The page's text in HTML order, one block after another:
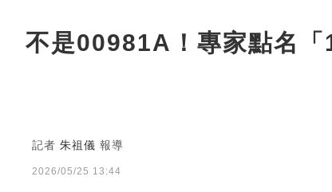
不是00981A！專家點名
記者 朱祖儀 報導
2026/05/25 13:44